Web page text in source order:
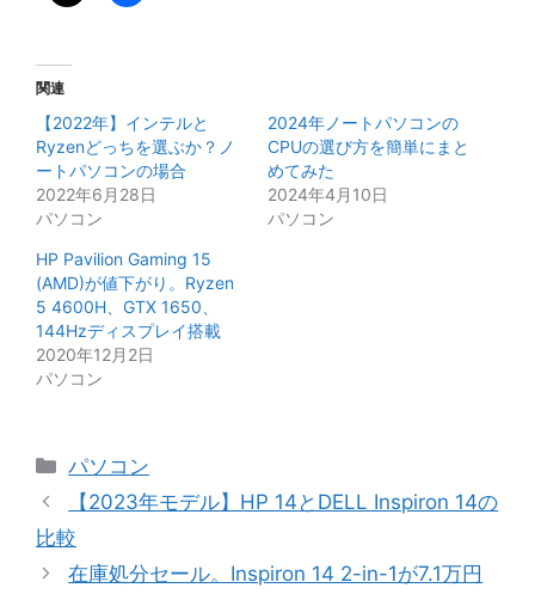
関連
【2022年】インテルと
Ryzenどっちを選ぶか？ノ
ートパソコンの場合
2022年6月28日
パソコン
2024年ノートパソコンの
CPUの選び方を簡単にまと
めてみた
2024年4月10日
パソコン
HP Pavilion Gaming 15
(AMD)が値下がり。Ryzen
5 4600H、GTX 1650、
144Hzディスプレイ搭載
2020年12月2日
パソコン
カ
テ
リ
ー
パソコン
【2023年モデル】HP 14とDELL Inspiron 14の
比較
在庫処分セール。Inspiron 14 2-in-1が7.1万円